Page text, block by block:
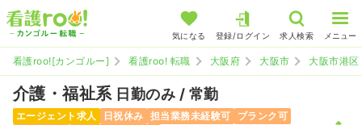
気になる 登録/ログイン 求人検索 メニュー
看護roo![カンゴルー] 看護roo! 転職 大阪府 大阪市 大阪市港区
介護・福祉系 日勤のみ / 常勤
エージェント求人 日祝休み 担当業務未経験可
ブランク可